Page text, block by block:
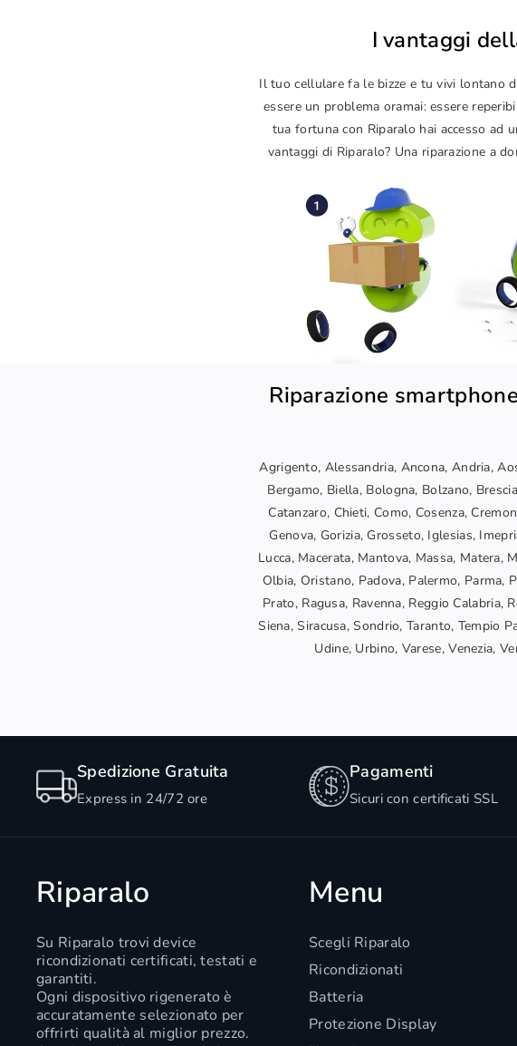
I vantaggi
Il tuo cellulare fa le bizze e tu vivi lontano
essere un problema oramai: essere
tua fortuna con Riparalo hai accesso ad
vantaggi di Riparalo? Una riparazione a
Riparazione
Agrigento, Alessandria, Ancona, Andria,
Bergamo, Biella, Bologna, Bolzano,
Catanzaro, Chieti, Como, Cosenza,
Genova, Gorizia, Grosseto, Iglesias,
Lucca, Macerata, Mantova, Massa, Matera,
Olbia, Oristano, Padova, Palermo, Parma,
Prato, Ragusa, Ravenna, Reggio Calabria,
Siena, Siracusa, Sondrio, Taranto, Tempio
Udine, Urbino, Varese, Venezia,
Spedizione Gratuita
Express in 24/72 ore
Pagamenti
Sicuri con certificati SSL
Riparalo
Su Riparalo trovi device
ricondizionati certificati, testati e
garantiti.
Ogni dispositivo rigenerato è
accuratamente selezionato per
offrirti qualità al miglior prezzo.
Menu
Scegli Riparalo
Ricondizionati
Batteria
Protezione Display